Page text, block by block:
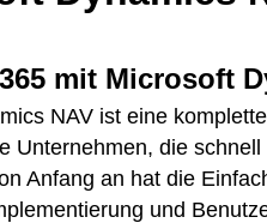
mit Microsoft
NAV ist eine
Unternehmen, die
Anfang an hat die
und